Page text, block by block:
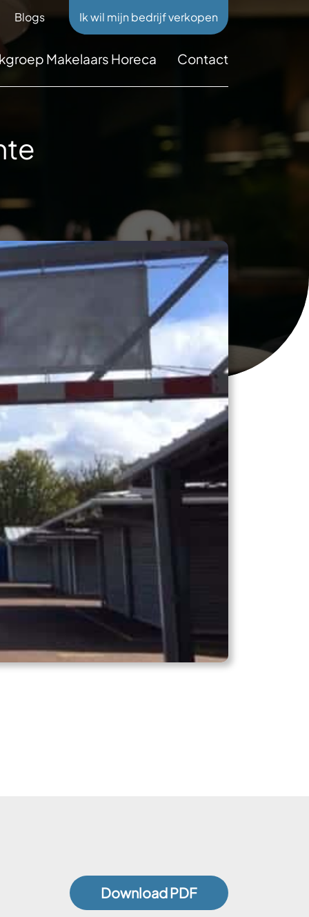
Blogs Ik wil mijn bedrijf verkopen
Makelaars Horeca Contact
Download PDF